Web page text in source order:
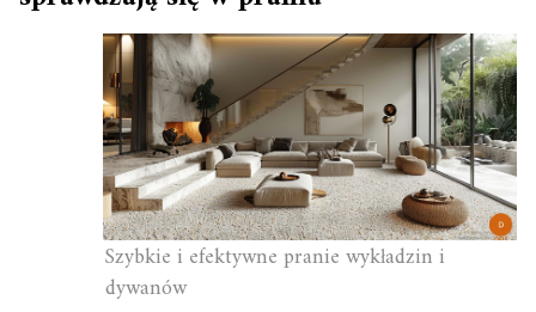
Szybkie i efektywne pranie wykładzin i
dywanów